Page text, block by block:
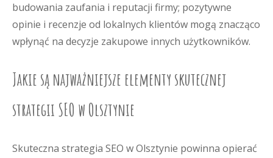
budowania zaufania i reputacji firmy; pozytywne
opinie i recenzje od lokalnych klientów mogą znacząco
wpłynąć na decyzje zakupowe innych użytkowników.
Jakie są najważniejsze elementy skutecznej
strategii SEO w Olsztynie
Skuteczna strategia SEO w Olsztynie powinna opierać